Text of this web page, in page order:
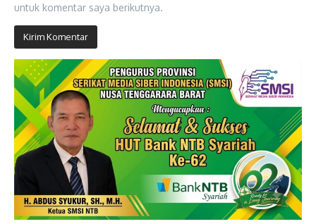
untuk komentar saya berikutnya.